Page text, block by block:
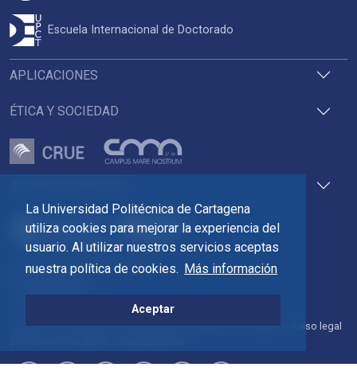
La Universidad Politécnica de Cartagena
utiliza cookies para mejorar la experiencia del
usuario. Al utilizar nuestros servicios aceptas
nuestra política de cookies. Más información
Aceptar
Pza. del Cronista Isidoro Valverde
Edif. La Milagrosa
Directorio Contacto Accesibilidad Política de Cookies
Aviso legal
APLICACIONES
ÉTICA Y SOCIEDAD
Escuela Internacional de Doctorado